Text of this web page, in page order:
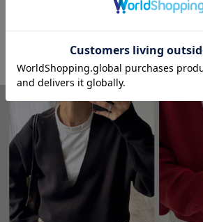
+ + +
Color
ブラック、レッド、グレーの3色展開で